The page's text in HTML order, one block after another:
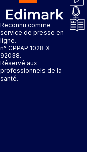
Reconnu comme
service de presse en
ligne.
n° CPPAP 1028 X
92038.
Réservé aux
professionnels de la
santé.